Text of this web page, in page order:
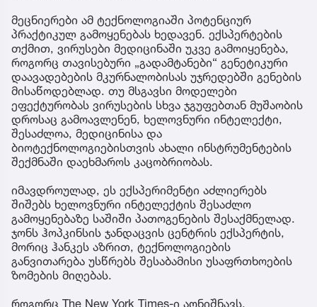
მეცნიერები ამ ტექნოლოგიაში პოტენციურ
პრაქტიკულ გამოყენებას ხედავენ. ექსპერტების
თქმით, ვირუსები მედიცინაში უკვე გამოიყენება,
როგორც თავისებური „გადამტანები“ გენეტიკური
დაავადებების მკურნალობისას უჯრედებში გენების
მისაწოდებლად. თუ მსგავსი მოდელები
ეფექტურობას ვირუსების სხვა ჯგუფებთან მუშაობის
დროსაც გამოავლენენ, ხელოვნური ინტელექტი,
შესაძლოა, მედიცინისა და
ბიოტექნოლოგიებისთვის ახალი ინსტრუმენტების
შექმნაში დაეხმაროს კაცობრიობას.
იმავდროულად, ეს ექსპერიმენტი აძლიერებს
შიშებს ხელოვნური ინტელექტის შესაძლო
გამოყენებაზე საშიში პათოგენების შესაქმნელად.
ჯონს ჰოპკინსის ჯანდაცვის ცენტრის ექსპერტის,
მორიც ჰანკეს აზრით, ტექნოლოგიების
განვითარება უსწრებს შესაბამისი უსაფრთხოების
ზომების მიღებას.
როგორც The New York Times-ი აღნიშნავს,